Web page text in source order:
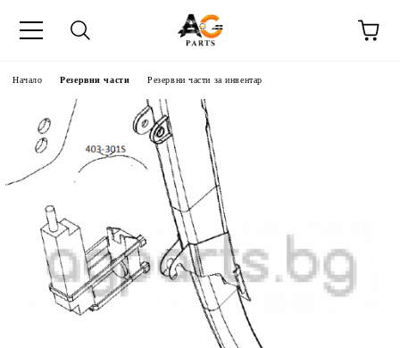
Начало Резервни части Резервни части за инвентар